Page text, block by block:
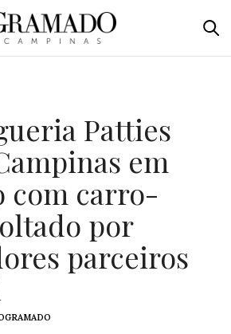
Patties
em
com carro-
por
parceiros